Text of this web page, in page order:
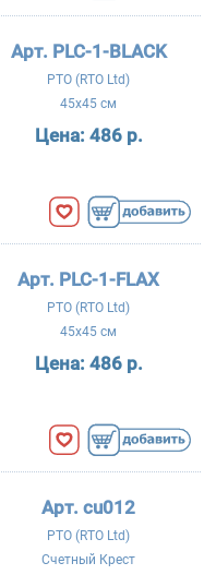
Арт. PLC-1-BLACK
РТО (RTO Ltd)
45x45 см
Цена: 486 р.
Арт. PLC-1-FLAX
РТО (RTO Ltd)
45x45 см
Цена: 486 р.
Арт. cu012
РТО (RTO Ltd)
Счетный Крест